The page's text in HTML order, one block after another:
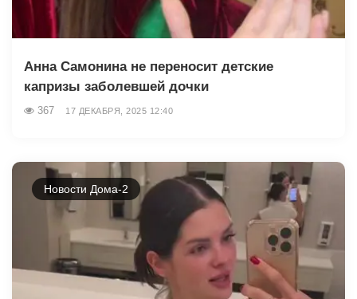
Анна Самонина не переносит детские
капризы заболевшей дочки
367 17 ДЕКАБРЯ, 2025 12:40
Новости Дома-2